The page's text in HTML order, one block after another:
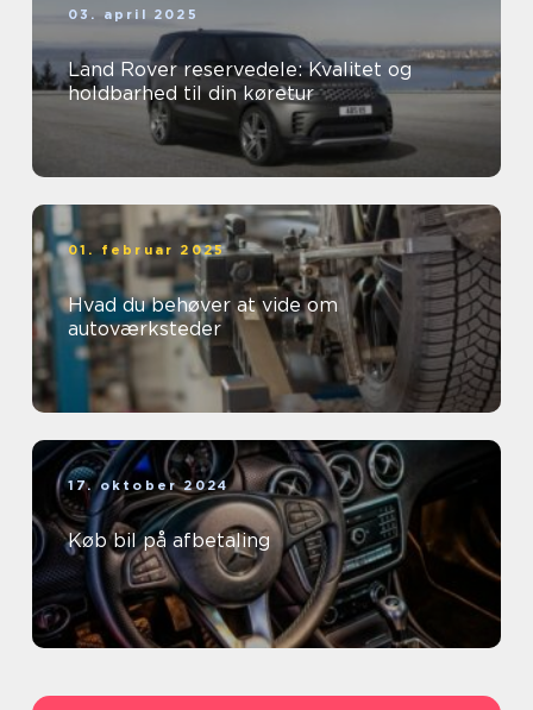
03. april 2025
Land Rover reservedele: Kvalitet og
holdbarhed til din køretur
01. februar 2025
Hvad du behøver at vide om
autoværksteder
17. oktober 2024
Køb bil på afbetaling